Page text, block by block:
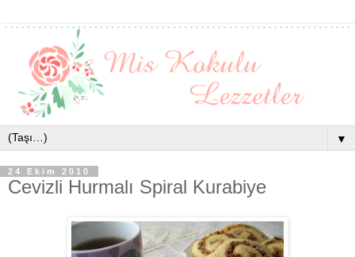
▼
24 Ekim 2010
Cevizli Hurmalı Spiral Kurabiye